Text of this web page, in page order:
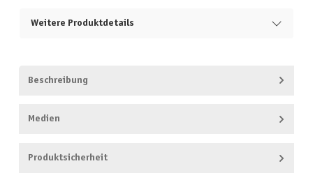
Weitere Produktdetails
Beschreibung
Medien
Produktsicherheit